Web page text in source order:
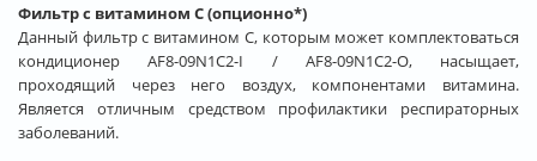
Фильтр с витамином С (опционно*)
Данный фильтр с витамином С, которым может комплектоваться
кондиционер AF8-09N1C2-I / AF8-09N1C2-O, насыщает,
проходящий через него воздух, компонентами витамина.
Является отличным средством профилактики респираторных
заболеваний.